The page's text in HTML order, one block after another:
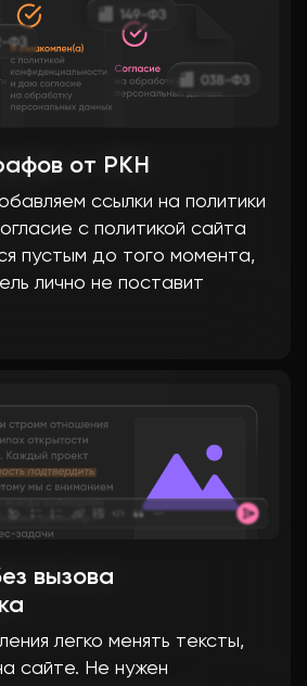
от РКН
ссылки на политики
с политикой сайта
пустым до того момента,
лично не поставит
вызова
легко менять тексты,
сайте. Не нужен